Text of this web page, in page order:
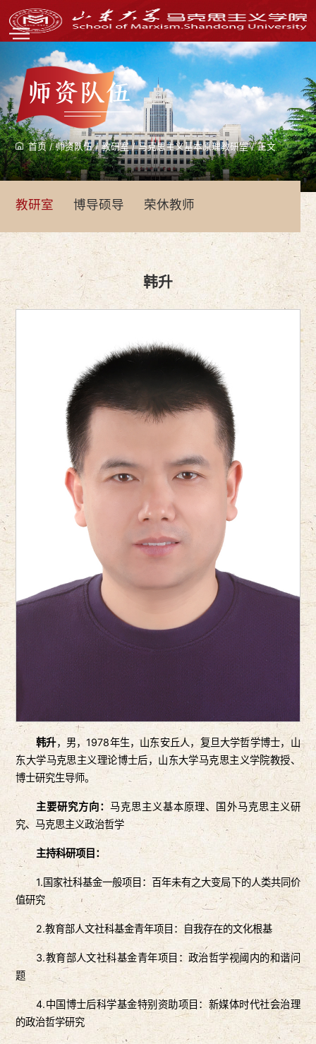
师资队伍
首页/师资队伍/教研室/马克思主义基本原理教研室/正文
教研室 博导硕导 荣休教师
韩升
韩升，男，1978年生，山东安丘人，复旦大学哲学博士，山
东大学马克思主义理论博士后，山东大学马克思主义学院教授、
博士研究生导师。
主要研究方向：马克思主义基本原理、国外马克思主义研
究、马克思主义政治哲学
主持科研项目：
1.国家社科基金一般项目：百年未有之大变局下的人类共同价
值研究
2.教育部人文社科基金青年项目：自我存在的文化根基
3.教育部人文社科基金青年项目：政治哲学视阈内的和谐问
题
4.中国博士后科学基金特别资助项目：新媒体时代社会治理
的政治哲学研究